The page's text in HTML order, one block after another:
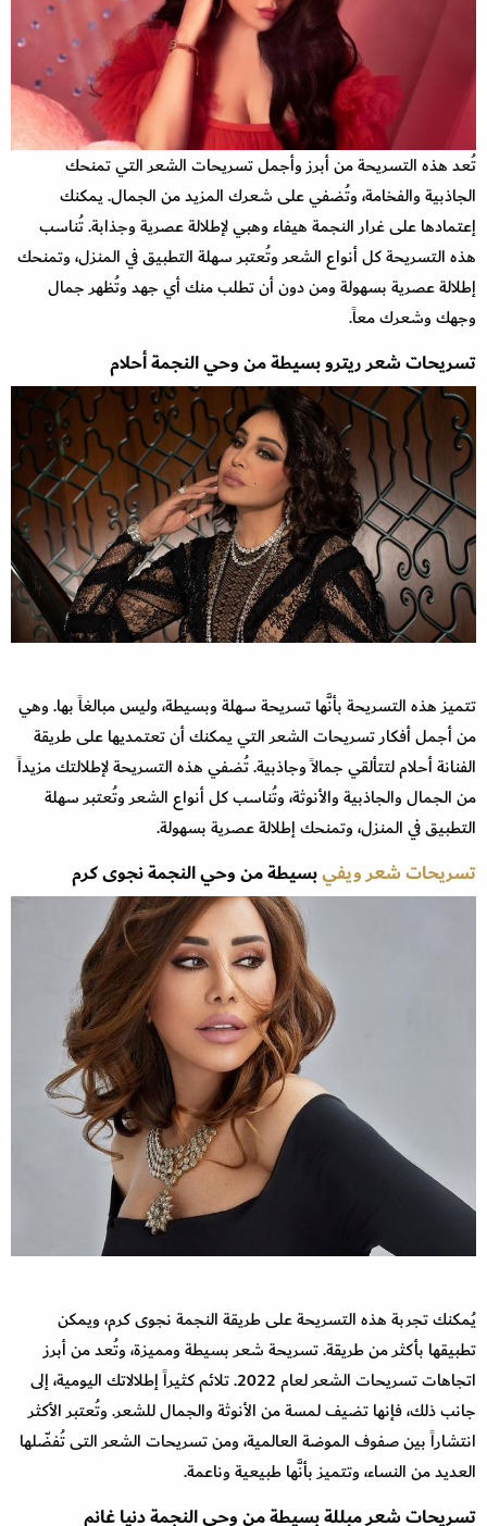
تُعد هذه التسريحة من أبرز وأجمل تسريحات الشعر التي تمنحك
الجاذبية والفخامة، وتُضفي على شعرك المزيد من الجمال. يمكنك
إعتمادها على غرار النجمة هيفاء وهبي لإطلالة عصرية وجذابة. تُناسب
هذه التسريحة كل أنواع الشعر وتُعتبر سهلة التطبيق في المنزل، وتمنحك
إطلالة عصرية بسهولة ومن دون أن تطلب منك أي جهد وتُظهر جمال
وجهك وشعرك معاً.
تسريحات شعر ريترو بسيطة من وحي النجمة أحلام
تتميز هذه التسريحة بأنَّها تسريحة سهلة وبسيطة، وليس مبالغاً بها. وهي
من أجمل أفكار تسريحات الشعر التي يمكنك أن تعتمديها على طريقة
الفنانة أحلام لتتألقي جمالاً وجاذبية. تُضفي هذه التسريحة لإطلالتك مزيداً
من الجمال والجاذبية والأنوثة، وتُناسب كل أنواع الشعر وتُعتبر سهلة
التطبيق في المنزل، وتمنحك إطلالة عصرية بسهولة.
تسريحات شعر ويفيبسيطة من وحي النجمة نجوى كرم
يُمكنك تجربة هذه التسريحة على طريقة النجمة نجوى كرم، ويمكن
تطبيقها بأكثر من طريقة. تسريحة شعر بسيطة ومميزة، وتُعد من أبرز
اتجاهات تسريحات الشعر لعام 2022. تلائم كثيراً إطلالاتك اليومية، إلى
جانب ذلك، فإنها تضيف لمسة من الأنوثة والجمال للشعر. وتُعتبر الأكثر
انتشاراً بين صفوف الموضة العالمية، ومن تسريحات الشعر التى تُفضّلها
العديد من النساء، وتتميز بأنَّها طبيعية وناعمة.
تسريحات شعر مبللة بسيطة من وحي النجمة دنيا غانم